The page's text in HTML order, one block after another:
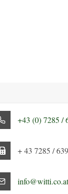
+43 (0) 7285 /
+ 43 7285 /